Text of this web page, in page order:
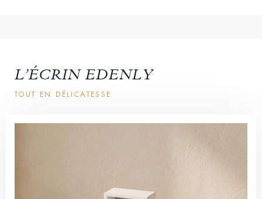
L’ÉCRIN EDENLY
TOUT EN DÉLICATESSE